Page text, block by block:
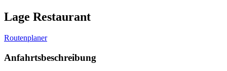
Lage Restaurant
Routenplaner
Anfahrtsbeschreibung